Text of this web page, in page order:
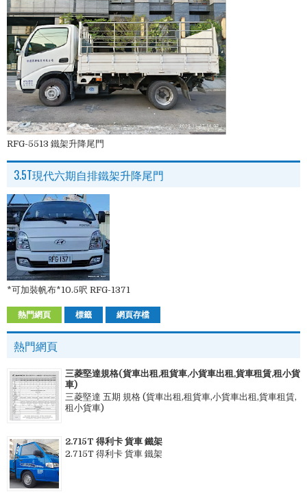
RFG-5513 鐵架升降尾門
3.5T現代六期自排鐵架升降尾門
*可加裝帆布*10.5呎 RFG-1371
熱門網頁 標籤 網頁存檔
熱門網頁
三菱堅達規格(貨車出租,租貨車,小貨車出租,貨車租賃,租小貨
車)
三菱堅達 五期 規格 (貨車出租,租貨車,小貨車出租,貨車租賃,
租小貨車)
2.715T 得利卡 貨車 鐵架
2.715T 得利卡 貨車 鐵架